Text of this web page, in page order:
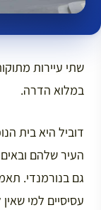
שתי עיירות
במלוא הדרה.
דוביל היא בית
העיר שלהם ובאים
גם בנורמנדי.
עסיסיים למי